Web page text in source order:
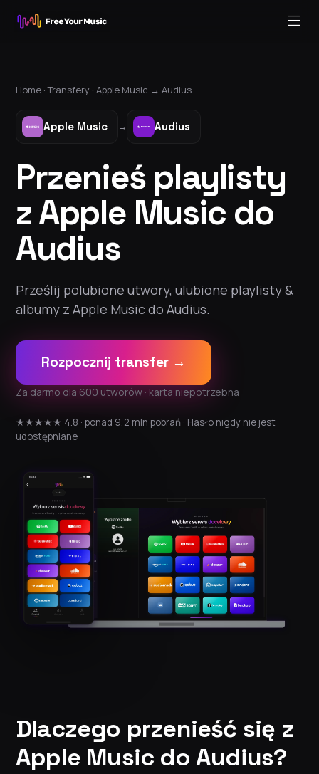
Home ·Transfery · Apple Music → Audius
Apple Music → Audius
Przenieś playlisty
z Apple Music do
Audius
Prześlij polubione utwory, ulubione playlisty &
albumy z Apple Music do Audius.
Rozpocznij transfer →
Za darmo dla 600 utworów · karta niepotrzebna
★★★★★ 4.8 · ponad 9,2 mln pobrań · Hasło nigdy nie jest
udostępniane
Dlaczego przenieść się z
Apple Music do Audius?